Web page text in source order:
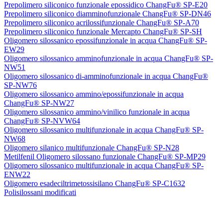
Prepolimero siliconico funzionale epossidico ChangFu® SP-E20
Prepolimero siliconico diamminofunzionale ChangFu® SP-DN46
Prepolimero siliconico acrilossifunzionale ChangFu® SP-A70
Prepolimero siliconico funzionale Mercapto ChangFu® SP-SH
Oligomero silossanico epossifunzionale in acqua ChangFu® SP-
EW29
Oligomero silossanico amminofunzionale in acqua ChangFu® SP-
NW51
Oligomero silossanico di-amminofunzionale in acqua ChangFu®
SP-NW76
Oligomero silossanico ammino/epossifunzionale in acqua
ChangFu® SP-NW27
Oligomero silossanico ammino/vinilico funzionale in acqua
ChangFu® SP-NVW64
Oligomero silossanico multifunzionale in acqua ChangFu® SP-
NW68
Oligomero silanico multifunzionale ChangFu® SP-N28
Metilfenil Oligomero silossano funzionale ChangFu® SP-MP29
Oligomero silossanico multifunzionale in acqua ChangFu® SP-
ENW22
Oligomero esadeciltrimetossisilano ChangFu® SP-C1632
Polisilossani modificati